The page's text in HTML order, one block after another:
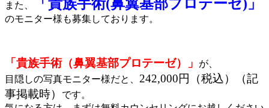
また、 「貴族手術(鼻翼基部プロテーゼ)」
のモニター様も募集しております。
「貴族手術（鼻翼基部プロテーゼ）」
が、
目隠しの写真モニター様だと、 242,000円（税込）（記
事掲載時）
です。